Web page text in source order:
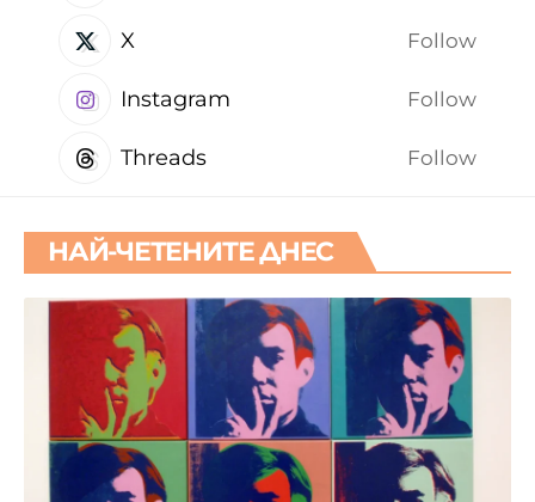
X Follow
Instagram Follow
Threads Follow
НАЙ-ЧЕТЕНИТЕ ДНЕС